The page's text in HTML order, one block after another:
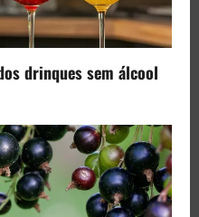
drinques sem álcool